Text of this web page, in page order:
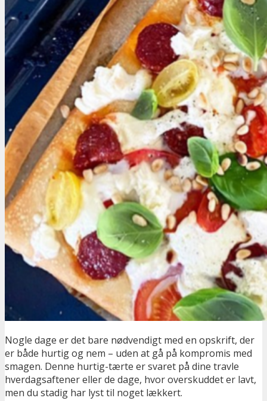
Nogle dage er det bare nødvendigt med en opskrift, der
er både hurtig og nem – uden at gå på kompromis med
smagen. Denne hurtig-tærte er svaret på dine travle
hverdagsaftener eller de dage, hvor overskuddet er lavt,
men du stadig har lyst til noget lækkert.